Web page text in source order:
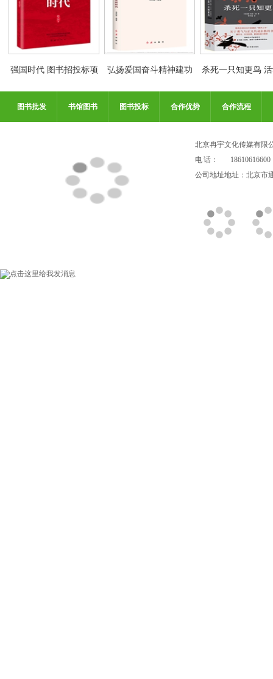
强国时代 图书招投标项 弘扬爱国奋斗精神建功
立业新时代
杀死一只知更鸟
格低至5折
图书批发 书馆图书 图书投标 合作优势 合作流程
北京冉宇文化传媒有限
电 话：
18610616600
公司地址地址：北京市